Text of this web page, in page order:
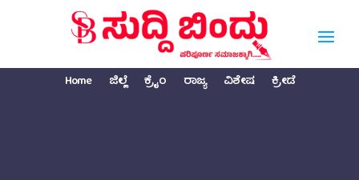
Home ಜಿಲ್ಲೆ ಕ್ರೈಂ ರಾಜ್ಯ ವಿಶೇಷ ಕ್ರೀಡೆ